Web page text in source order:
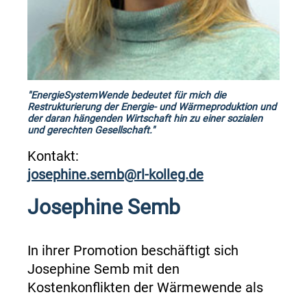
"EnergieSystemWende bedeutet für mich die
Restrukturierung der Energie- und Wärmeproduktion und
der daran hängenden Wirtschaft hin zu einer sozialen
und gerechten Gesellschaft."
Kontakt:
josephine.semb@rl-kolleg.de
Josephine Semb
In ihrer Promotion beschäftigt sich
Josephine Semb mit den
Kostenkonflikten der Wärmewende als